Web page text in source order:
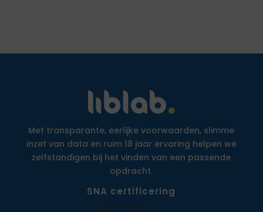
Met transparante, eerlijke voorwaarden, slimme
inzet van data en ruim 18 jaar ervaring helpen we
zelfstandigen bij het vinden van een passende
opdracht.
SNA certificering